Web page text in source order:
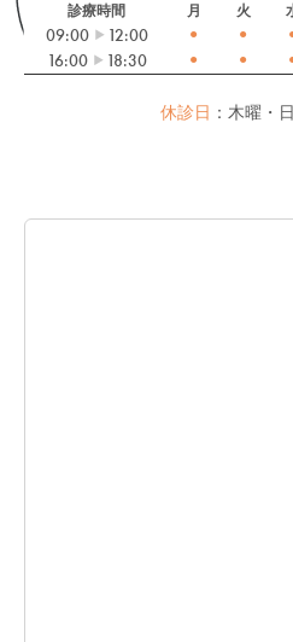
診療時間 月 火
09:00 12:00 ● ●
16:00 18:30 ● ●
休診日 ：木曜・